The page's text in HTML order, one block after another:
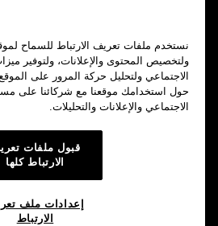
نستخدم ملفات تعريف الارتباط للسماح
ولتخصيص المحتوى والإعلانات، ولتوفير
الاجتماعي ولتحليل حركة المرور على
حول استخدامك موقعنا مع شركائنا على
الاجتماعي والإعلانات والتحليلات.
قبول ملفات
الارتباط كلها
إعدادات ملف
الارتباط